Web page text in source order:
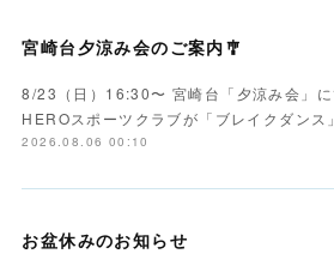
宮崎台夕涼み会のご案内🎐
8/23（日）16:30〜 宮崎台「夕涼み会」に
HEROスポーツクラブが「ブレイクダン
2026.08.06 00:10
お盆休みのお知らせ